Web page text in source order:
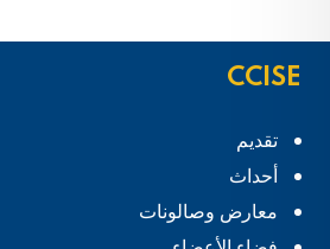
CCISE
تقديم
أحداث
معارض وصالونات